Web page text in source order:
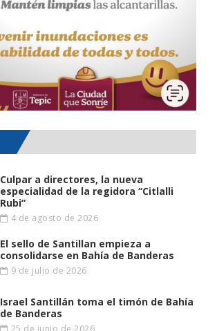
Culpar a directores, la nueva
especialidad de la regidora “Citlalli
Rubi”
4 de agosto de 2026
El sello de Santillan empieza a
consolidarse en Bahía de Banderas
9 de julio de 2026
Israel Santillán toma el timón de Bahía
de Banderas